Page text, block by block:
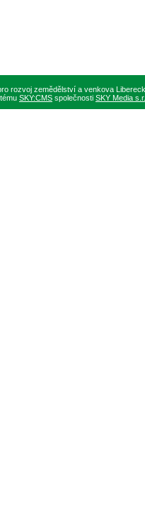
rozvoj zemědělství a venkova
SKY:CMS společnosti SKY Media